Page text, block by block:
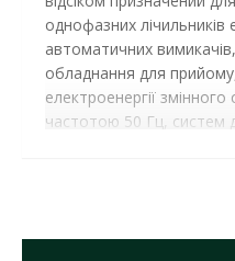
однофазних лічильників
автоматичних
обладнання для
електроенергії
частотою 50 Гц, систем
струмів витоку (ПЗВ,